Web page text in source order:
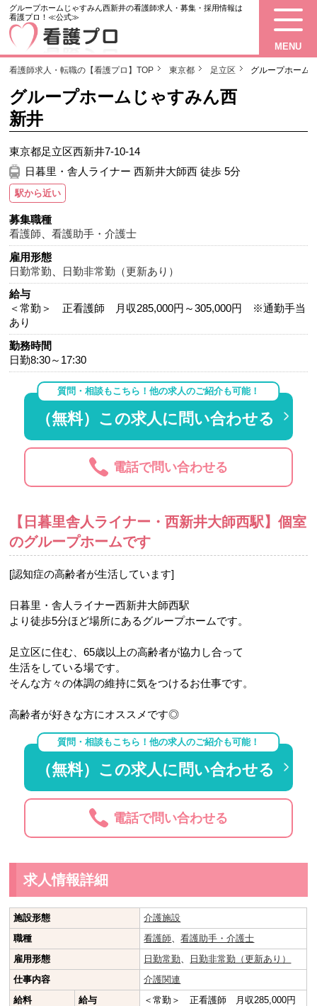
グループホームじゃすみん西新井の看護師求人・募集・採用情報は
看護プロ！≪公式≫
MENU
看護師求人・転職の【看護プロ】TOP 東京都 足立区 グループホーム
グループホームじゃすみん西
新井
東京都足立区西新井7-10-14
日暮里・舎人ライナー 西新井大師西 徒歩 5分
駅から近い
募集職種
看護師 、看護助手・介護士
雇用形態
日勤常勤
日勤非常勤（更新あり）
給与
＜常勤＞ 正看護師 月収285,000円～305,000円 ※通勤手当
あり
勤務時間
日勤8:30～17:30
質問・相談もこちら！他の求人のご紹介も可能！
（無料）この求人に問い合わせる
電話で問い合わせる
【日暮里舎人ライナー・西新井大師西駅】個室
のグループホームです
[認知症の高齢者が生活しています]
日暮里・舎人ライナー西新井大師西駅
より徒歩5分ほど場所にあるグループホームです。
足立区に住む、65歳以上の高齢者が協力し合って
生活をしている場です。
そんな方々の体調の維持に気をつけるお仕事です。
高齢者が好きな方にオススメです◎
質問・相談もこちら！他の求人のご紹介も可能！
（無料）この求人に問い合わせる
電話で問い合わせる
求人情報詳細
施設形態
介護施設
職種
看護師 、看護助手・介護士
雇用形態
日勤常勤
日勤非常勤（更新あり）
仕事内容
介護関連
給料
給与
＜常勤＞ 正看護師 月収285,000円